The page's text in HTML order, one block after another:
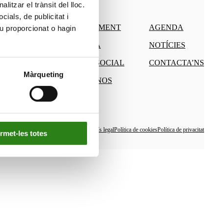
el trànsit del lloc.
de publicitat i
proporcionat o hagin
Màrqueting
les totes
CONEIXEMENT
CULTURA
SUPORT SOCIAL
CONEIX-NOS
AGENDA
NOTÍCIES
CONTACTA’NS
Avís legalPolítica de cookiesPolítica de privacitat